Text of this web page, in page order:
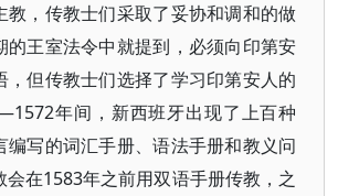
教，传教士们采取了妥协和调和的做
的王室法令中就提到，必须向印第安
，但传教士们选择了学习印第安人的
年间，新西班牙出现了上百种
编写的词汇手册、语法手册和教义问
在1583年之前用双语手册传教，之